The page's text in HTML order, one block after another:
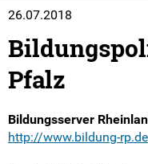
Die LSV
Positionen &
SV-Arbeit vor Ort
26.07.2018
Pfalz
Bildungsserver
http://www.bildung-rp.de